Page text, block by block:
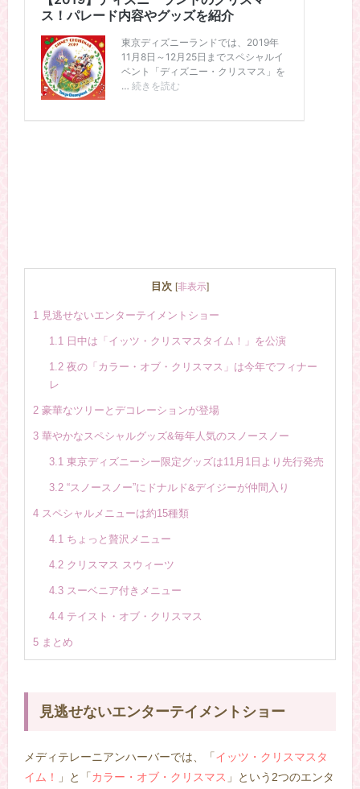
目次 [非表示]
1 見逃せないエンターテイメントショー
1.1 日中は「イッツ・クリスマスタイム！」を公演
1.2夜の「カラー・オブ・クリスマス」は今年でフィナー
レ
2 豪華なツリーとデコレーションが登場
3 華やかなスペシャルグッズ&毎年人気のスノースノー
3.1 東京ディズニーシー限定グッズは11月1日より先行発売
3.2“スノースノー”にドナルド&デイジーが仲間入り
4 スペシャルメニューは約15種類
4.1 ちょっと贅沢メニュー
4.2クリスマス スウィーツ
4.3スーベニア付きメニュー
4.4テイスト・オブ・クリスマス
5 まとめ
見逃せないエンターテイメントショー
メディテレーニアンハーバーでは、「イッツ・クリスマスタ
イム！
」と「カラー・オブ・クリスマス 」という2つのエンタ